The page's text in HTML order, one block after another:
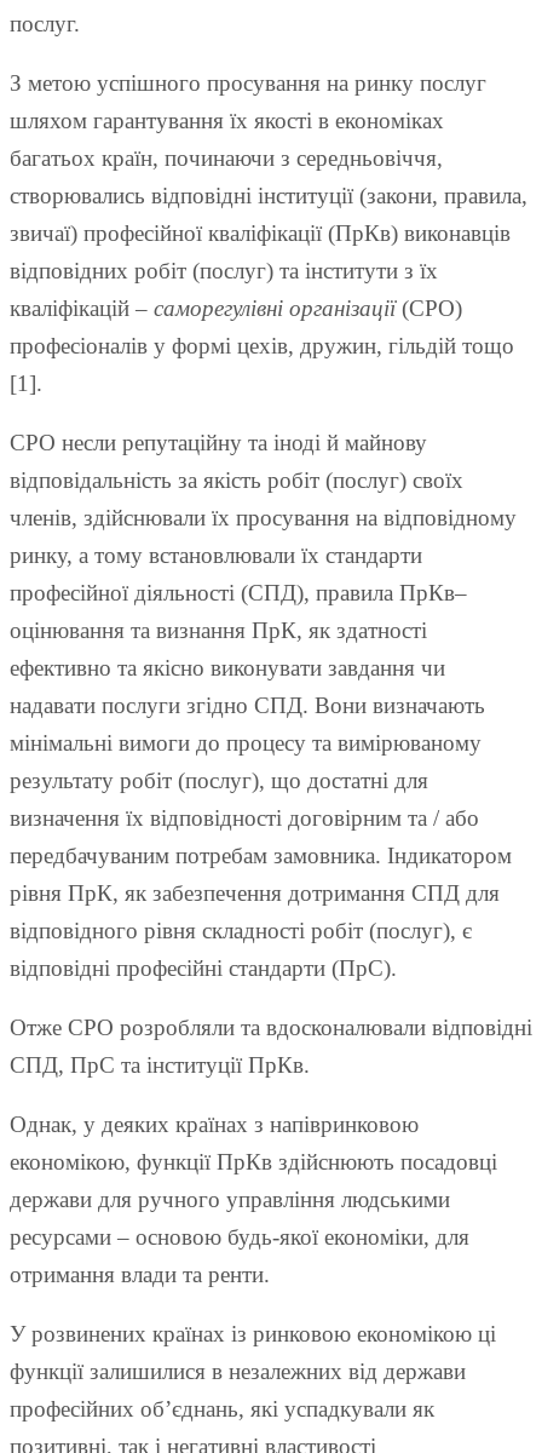
послуг.
З метою успішного просування на ринку послуг
шляхом гарантування їх якості в економіках
багатьох країн, починаючи з середньовіччя,
створювались відповідні інституції (закони, правила,
звичаї) професійної кваліфікації (ПрКв) виконавців
відповідних робіт (послуг) та інститути з їх
кваліфікацій – саморегулівні організації(СРО)
професіоналів у формі цехів, дружин, гільдій тощо
[1].
СРО несли репутаційну та іноді й майнову
відповідальність за якість робіт (послуг) своїх
членів, здійснювали їх просування на відповідному
ринку, а тому встановлювали їх стандарти
професійної діяльності (СПД), правила ПрКв–
оцінювання та визнання ПрК, як здатності
ефективно та якісно виконувати завдання чи
надавати послуги згідно СПД. Вони визначають
мінімальні вимоги до процесу та вимірюваному
результату робіт (послуг), що достатні для
визначення їх відповідності договірним та / або
передбачуваним потребам замовника. Індикатором
рівня ПрК, як забезпечення дотримання СПД для
відповідного рівня складності робіт (послуг), є
відповідні професійні стандарти (ПрС).
Отже СРО розробляли та вдосконалювали відповідні
СПД, ПрС та інституції ПрКв.
Однак, у деяких країнах з напівринковою
економікою, функції ПрКв здійснюють посадовці
держави для ручного управління людськими
ресурсами – основою будь-якої економіки, для
отримання влади та ренти.
У розвинених країнах із ринковою економікою ці
функції залишилися в незалежних від держави
професійних об’єднань, які успадкували як
позитивні, так і негативні властивості